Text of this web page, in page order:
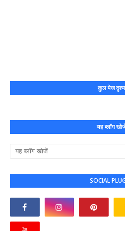
कुल पेज दृश्य
यह ब्लॉग
SOCIAL